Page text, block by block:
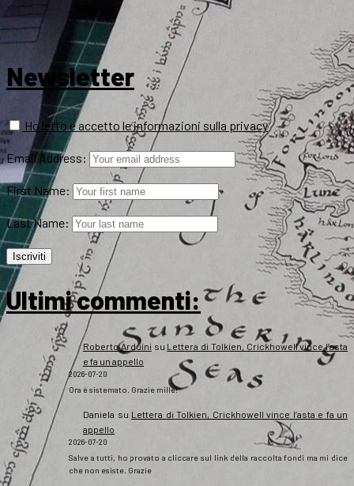
Newsletter
Ho letto e accetto le informazioni sulla privacy
Email Address:
First Name:
Last Name:
Ultimi commenti:
Roberto Arduini su Lettera di Tolkien, Crickhowell vince l’asta
e fa un appello
2026-07-20
Ora è sistemato. Grazie mille!
Daniela su Lettera di Tolkien, Crickhowell vince l’asta e fa un
appello
2026-07-20
Salve a tutti, ho provato a cliccare sul link della raccolta fondi ma mi dice
che non esiste. Grazie